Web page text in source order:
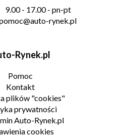
9.00 - 17.00 - pn-pt
rynek.pl
Rynek.pl
Pomoc
Kontakt
plików "cookies"
prywatności
Auto-Rynek.pl
cookies